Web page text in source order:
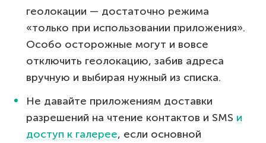
геолокации — достаточно режима
«только при использовании приложения».
Особо осторожные могут и вовсе
отключить геолокацию, забив адреса
вручную и выбирая нужный из списка.
Не давайте приложениям доставки
разрешений на чтение контактов и SMS и
доступ к галерее, если основной